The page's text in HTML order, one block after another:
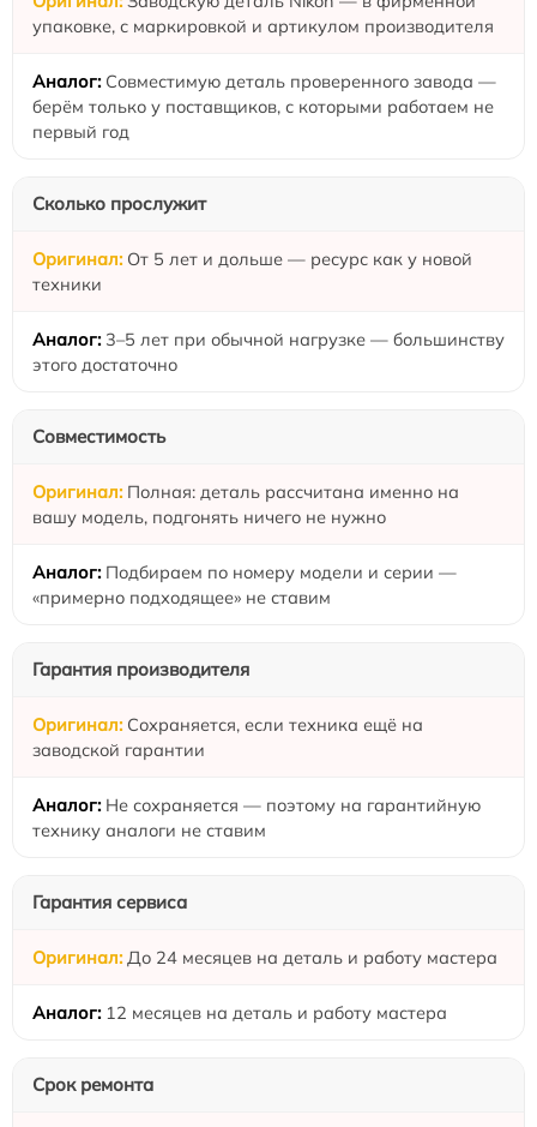
упаковке, с маркировкой и артикулом производителя
Совместимую деталь проверенного завода —
берём только у поставщиков, с которыми работаем не
первый год
Сколько прослужит
От 5 лет и дольше — ресурс как у новой
техники
3–5 лет при обычной нагрузке — большинству
этого достаточно
Совместимость
Полная: деталь рассчитана именно на
вашу модель, подгонять ничего не нужно
Подбираем по номеру модели и серии —
«примерно подходящее» не ставим
Гарантия производителя
Сохраняется, если техника ещё на
заводской гарантии
Не сохраняется — поэтому на гарантийную
технику аналоги не ставим
Гарантия сервиса
До 24 месяцев на деталь и работу мастера
12 месяцев на деталь и работу мастера
Срок ремонта